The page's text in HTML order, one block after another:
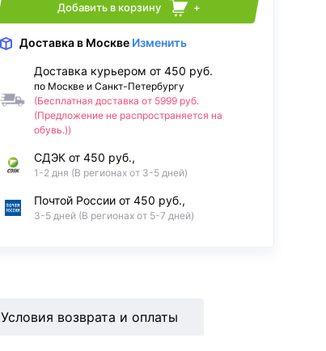
Добавить в корзину +
Доставка в Москве Изменить
Доставка курьером от 450 руб.
по Москве и Санкт-Петербургу
(Бесплатная доставка от 5999 руб.
(Предложение не распространяется на
обувь.))
СДЭК от 450 руб.,
1-2 дня (В регионах от 3-5 дней)
Почтой России от 450 руб.,
3-5 дней (В регионах от 5-7 дней)
Условия возврата и оплаты